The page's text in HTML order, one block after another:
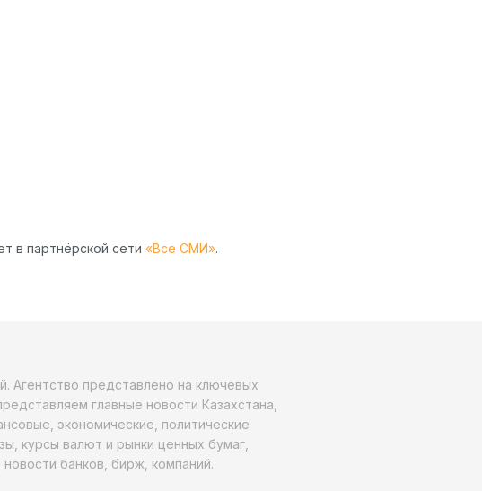
в партнёрской сети «Все СМИ».
Агентство представлено на ключевых
главные новости Казахстана,
экономические, политические
курсы валют и рынки ценных бумаг,
банков, бирж, компаний.